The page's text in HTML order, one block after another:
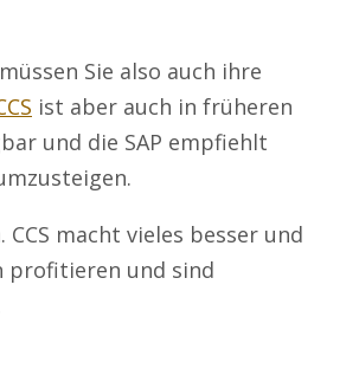
Sie also auch ihre
ist aber auch in früheren
und die SAP empfiehlt
macht vieles besser und
profitieren und sind